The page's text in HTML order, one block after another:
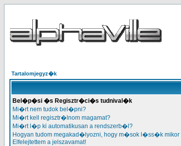
Tartalomjegyz�k
Bel�p�si �s Regisztr�ci�s tudnival�k
Mi�rt nem tudok bel�pni?
Mi�rt kell regisztr�lnom magamat?
Mi�rt l�p ki automatikusan a rendszerb�l?
Hogyan tudom megakad�lyozni, hogy m�sok l�ss�k
Elfelejtettem a jelszavamat!